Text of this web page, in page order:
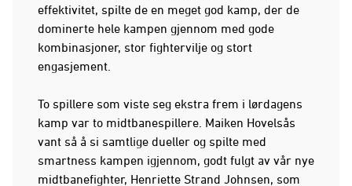
effektivitet, spilte de en meget god kamp, der de
dominerte hele kampen gjennom med gode
kombinasjoner, stor fightervilje og stort
engasjement.
To spillere som viste seg ekstra frem i lørdagens
kamp var to midtbanespillere. Maiken Hovelsås
vant så å si samtlige dueller og spilte med
smartness kampen igjennom, godt fulgt av vår nye
midtbanefighter, Henriette Strand Johnsen, som